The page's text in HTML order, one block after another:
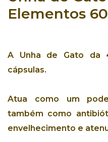
Elementos
A Unha de Gato da
cápsulas.
Atua como um
também como
envelhecimento e